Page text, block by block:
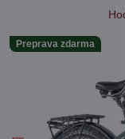
Preprava zdarma